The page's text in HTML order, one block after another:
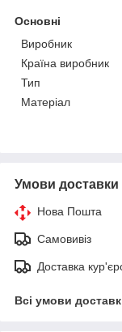
Основні
Виробник
Країна виробник
Тип
Матеріал
Умови доставки
Нова Пошта
Самовивіз
Доставка
Всі умови